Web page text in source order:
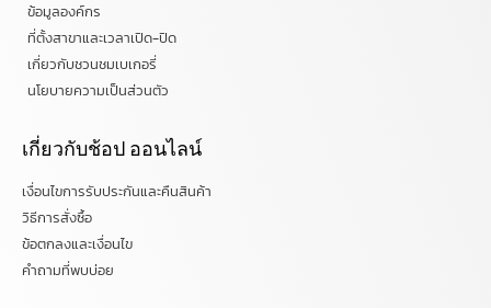
ข้อมูลองค์กร
ที่ตั้งสาขาและเวลาเปิด-ปิด
เกี่ยวกับชวนชมเบเกอรี่
นโยบายความเป็นส่วนตัว
เกี่ยวกับช้อป ออนไลน์
เงื่อนไขการรับประกันและคืนสินค้า
วิธีการสั่งซื้อ
ข้อตกลงและเงื่อนไข
คำถามที่พบบ่อย